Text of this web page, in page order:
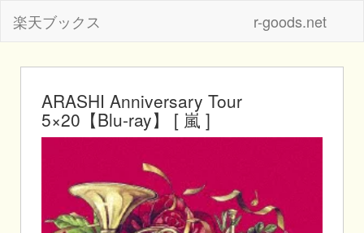
楽天ブックス r-goods.net
ARASHI Anniversary Tour
5×20【Blu-ray】 [ 嵐 ]